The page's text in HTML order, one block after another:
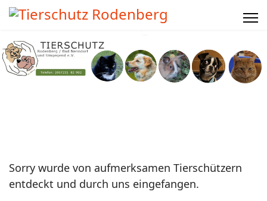
Sorry wurde von aufmerksamen Tierschützern
entdeckt und durch uns eingefangen.